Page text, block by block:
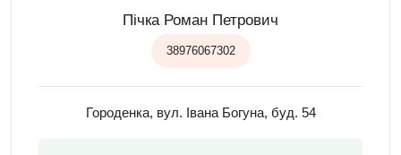
Пічка Роман Петрович
38976067302
Городенка, вул. Івана Богуна, буд. 54